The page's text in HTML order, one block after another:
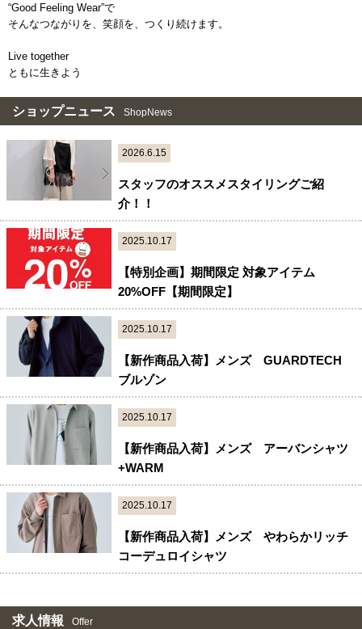
“Good Feeling Wear”で
そんなつながりを、笑顔を、つくり続けます。
Live together
ともに生きよう
ショップニュース ShopNews
2026.6.15
スタッフのオススメスタイリングご紹
介！！
2025.10.17
【特別企画】期間限定 対象アイテム
20%OFF【期間限定】
2025.10.17
【新作商品入荷】メンズ GUARDTECH
ブルゾン
2025.10.17
【新作商品入荷】メンズ アーバンシャツ
+WARM
2025.10.17
【新作商品入荷】メンズ やわらかリッチ
コーデュロイシャツ
求人情報 Offer